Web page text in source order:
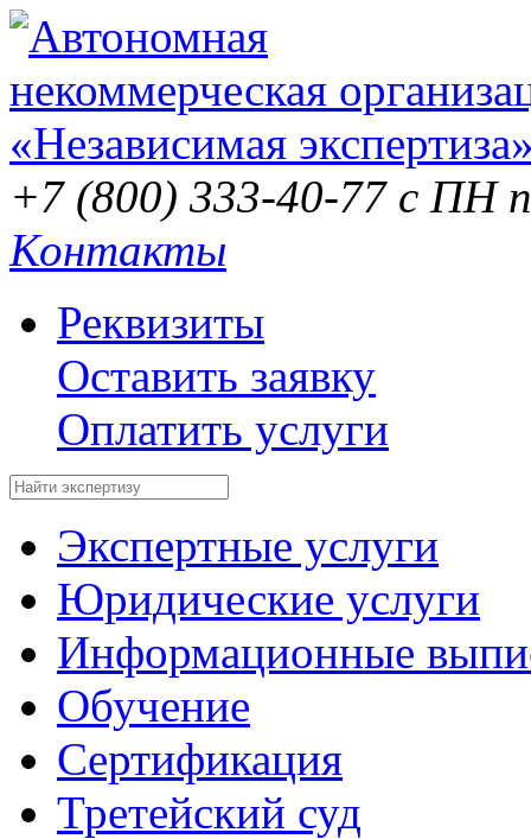
+7 (800) 333-40-77 с ПН
Контакты
Реквизиты
Оставить заявку
Оплатить услуги
Экспертные услуги
Юридические услуги
Информационные
Обучение
Сертификация
Третейский суд